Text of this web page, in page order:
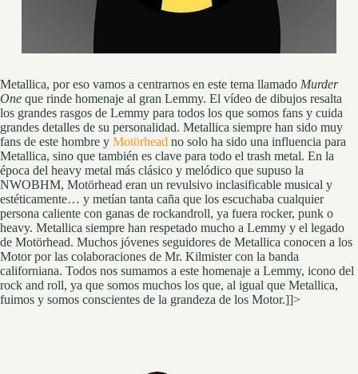
Metallica, por eso vamos a centrarnos en este tema llamado Murder
One que rinde homenaje al gran Lemmy. El vídeo de dibujos resalta
los grandes rasgos de Lemmy para todos los que somos fans y cuida
grandes detalles de su personalidad. Metallica siempre han sido muy
fans de este hombre y Motörhead no solo ha sido una influencia para
Metallica, sino que también es clave para todo el trash metal. En la
época del heavy metal más clásico y melódico que supuso la
NWOBHM, Motörhead eran un revulsivo inclasificable musical y
estéticamente… y metían tanta caña que los escuchaba cualquier
persona caliente con ganas de rockandroll, ya fuera rocker, punk o
heavy. Metallica siempre han respetado mucho a Lemmy y el legado
de Motörhead. Muchos jóvenes seguidores de Metallica conocen a los
Motor por las colaboraciones de Mr. Kilmister con la banda
californiana. Todos nos sumamos a este homenaje a Lemmy, icono del
rock and roll, ya que somos muchos los que, al igual que Metallica,
fuimos y somos conscientes de la grandeza de los Motor.]]>